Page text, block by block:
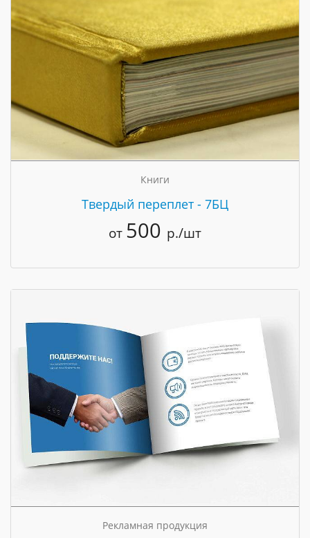
Книги
Твердый переплет - 7БЦ
от 500 р./шт
Рекламная продукция